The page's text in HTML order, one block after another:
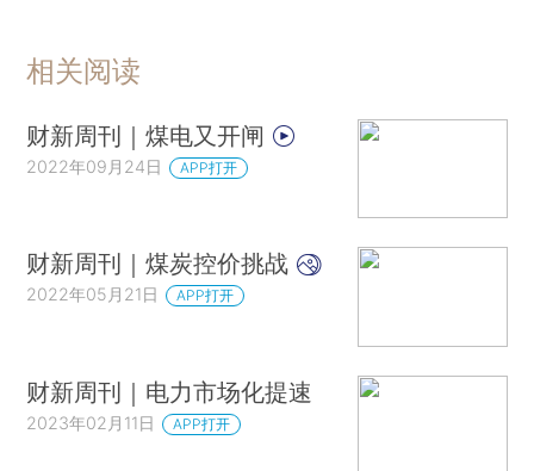
相关阅读
财新周刊｜煤电又开闸
2022年09月24日 APP打开
财新周刊｜煤炭控价挑战
2022年05月21日 APP打开
财新周刊｜电力市场化提速
2023年02月11日 APP打开